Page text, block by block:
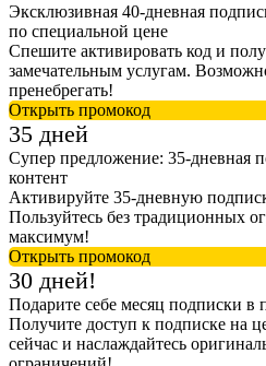
Эксклюзивная 40-дневная
по специальной цене
Спешите активировать код и
замечательным услугам.
пренебрегать!
Открыть промокод
35 дней
Супер предложение: 35-дневная
контент
Активируйте 35-дневную
Пользуйтесь без традиционных
максимум!
Открыть промокод
30 дней!
Подарите себе месяц подписки в
Получите доступ к подписке на
сейчас и наслаждайтесь